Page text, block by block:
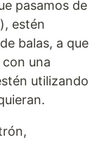
pasamos de
estén
balas, a que
una
utilizando